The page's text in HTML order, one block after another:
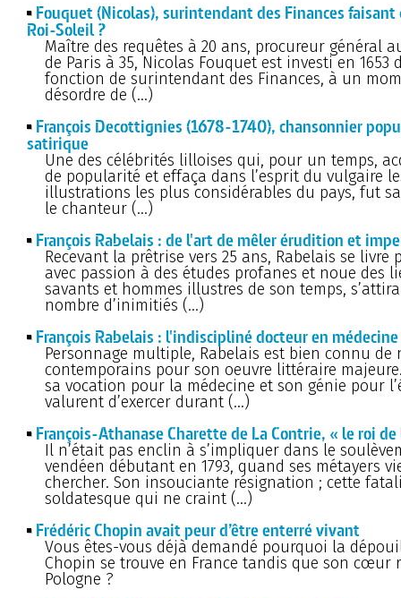
Fouquet (Nicolas), surintendant des Finances faisant
Roi-Soleil ?
Maître des requêtes à 20 ans, procureur général
de Paris à 35, Nicolas Fouquet est investi en 1653
fonction de surintendant des Finances, à un
désordre de (…)
François Decottignies (1678-1740), chansonnier
satirique
Une des célébrités lilloises qui, pour un temps,
de popularité et effaça dans l’esprit du vulgaire
illustrations les plus considérables du pays, fut
le chanteur (…)
François Rabelais : de l'art de mêler érudition et
Recevant la prêtrise vers 25 ans, Rabelais se livre
avec passion à des études profanes et noue des
savants et hommes illustres de son temps,
nombre d’inimitiés (…)
François Rabelais : l'indiscipliné docteur en médecine
Personnage multiple, Rabelais est bien connu de
contemporains pour son oeuvre littéraire
sa vocation pour la médecine et son génie pour
valurent d’exercer durant (…)
François-Athanase Charette de La Contrie, « le roi de
Il n’était pas enclin à s’impliquer dans le
vendéen débutant en 1793, quand ses métayers
chercher. Son insouciante résignation ; cette
soldatesque qui ne craint (…)
Frédéric Chopin avait peur d’être enterré vivant
Vous êtes-vous déjà demandé pourquoi la
Chopin se trouve en France tandis que son cœur
Pologne ?